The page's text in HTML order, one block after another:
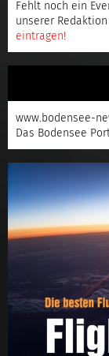
Fehlt noch ein
unserer
eintragen!
www.bodensee-
Das Bodensee